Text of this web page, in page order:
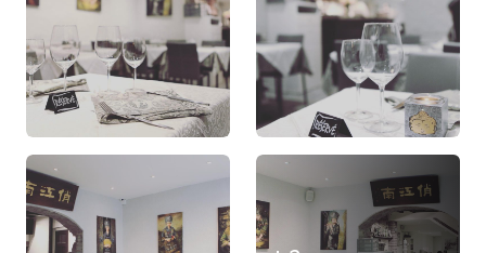
du site Web.
Marketing
En partageant
votre intérêt et
comportement
lorsque vous
visitez notre
site, vous
augmentez